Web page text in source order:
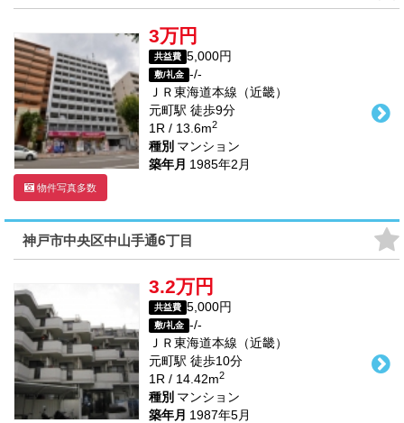
物件写真多数
3万円
共益費 5,000円
敷/礼金 -/-
ＪＲ東海道本線（近畿）
元町駅 徒歩9分
1R / 13.6m2
種別 マンション
築年月 1985年2月
神戸市中央区中山手通6丁目
3.2万円
共益費 5,000円
敷/礼金 -/-
ＪＲ東海道本線（近畿）
元町駅 徒歩10分
1R / 14.42m2
種別 マンション
築年月 1987年5月